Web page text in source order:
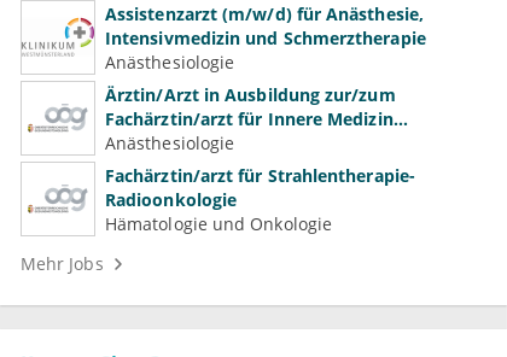
Assistenzarzt (m/w/d) für Anästhesie,
Intensivmedizin und Schmerztherapie
Anästhesiologie
Ärztin/Arzt in Ausbildung zur/zum
Fachärztin/arzt für Innere Medizin
(Kardiologie, Nephrologie, Intensivmedizin)
Anästhesiologie
Fachärztin/arzt für Strahlentherapie-
Radioonkologie
Hämatologie und Onkologie
Mehr Jobs